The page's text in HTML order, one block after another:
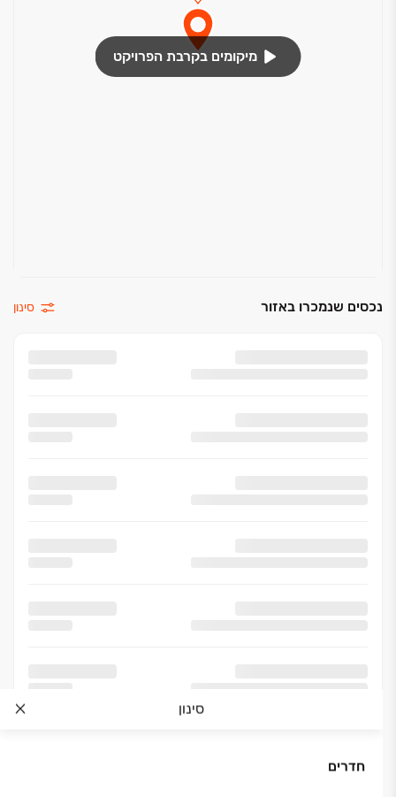
מיקומים בקרבת הפרויקט
נכסים שנמכרו באזור סינון
סינון
חדרים